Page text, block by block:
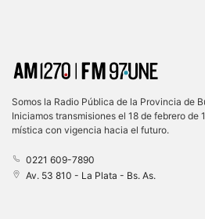
Somos la Radio Pública de la Provincia de
Iniciamos transmisiones el 18 de febrero de
mística con vigencia hacia el futuro.
0221 609-7890
Av. 53 810 - La Plata - Bs. As.